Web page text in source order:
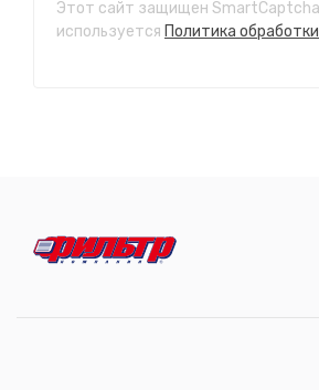
СТО "Ново-Ленино"
ул. Розы Люксембург, 97
с 8.00 до 22.30, без выходных
Этот сайт защищен SmartCaptcha
используется Политика